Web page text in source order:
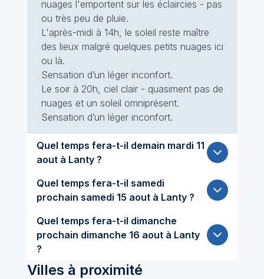
nuages l'emportent sur les éclaircies - pas
ou très peu de pluie.
L'après-midi à 14h, le soleil reste maître
des lieux malgré quelques petits nuages ici
ou là.
Sensation d’un léger inconfort.
Le soir à 20h, ciel clair - quasiment pas de
nuages et un soleil omniprésent.
Sensation d’un léger inconfort.
Quel temps fera-t-il demain mardi 11
aout à Lanty ?
Quel temps fera-t-il samedi
prochain samedi 15 aout à Lanty ?
Quel temps fera-t-il dimanche
prochain dimanche 16 aout à Lanty
?
Villes à proximité